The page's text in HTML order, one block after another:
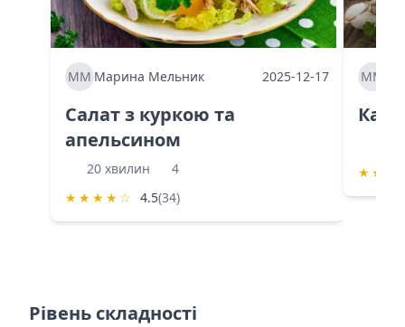
ММ Марина Мельник 2025-12-17
Салат з куркою та
апельсином
20 хвилин
4
★ ★ ★ ★ ☆ 4.5(34)
ММ
★ ★
Рівень складності